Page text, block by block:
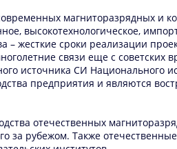
магниторазрядных и
высокотехнологическое,
жесткие сроки реализации
связи еще с
источника СИ Национального
предприятия и являются
отечественных
рубежом. Также